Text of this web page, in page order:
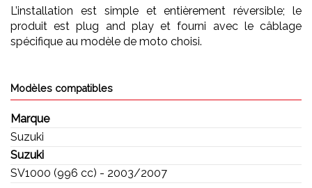
L’installation est simple et entièrement réversible; le
produit est plug and play et fourni avec le câblage
spécifique au modèle de moto choisi.
Modèles compatibles
Marque
Suzuki
Suzuki
SV1000 (996 cc) - 2003/2007